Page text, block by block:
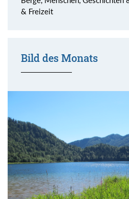
& Freizeit
Bild des Monats